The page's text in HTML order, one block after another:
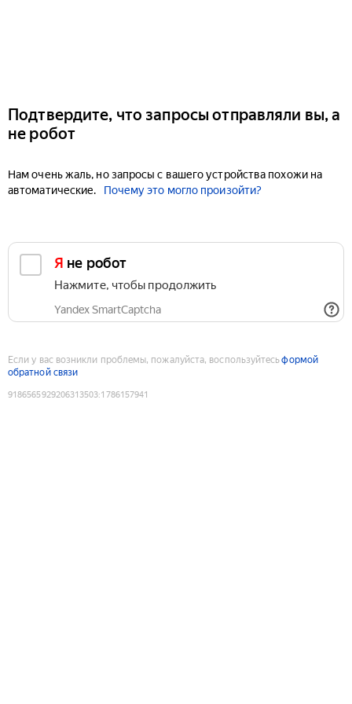
Подтвердите, что запросы отправляли вы, а
не робот
Нам очень жаль, но запросы с вашего устройства похожи на
автоматические.
Почему это могло произойти?
Я не робот
Нажмите, чтобы продолжить
Yandex SmartCaptcha
Если у вас возникли проблемы, пожалуйста, воспользуйтесьформой
обратной связи
9186565929206313503:1786157941